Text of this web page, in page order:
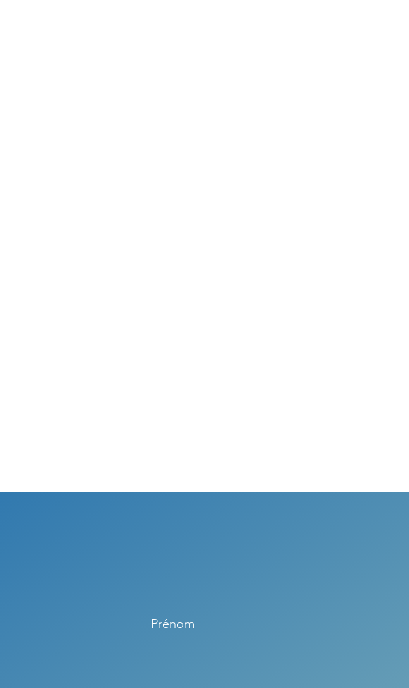
Prénom